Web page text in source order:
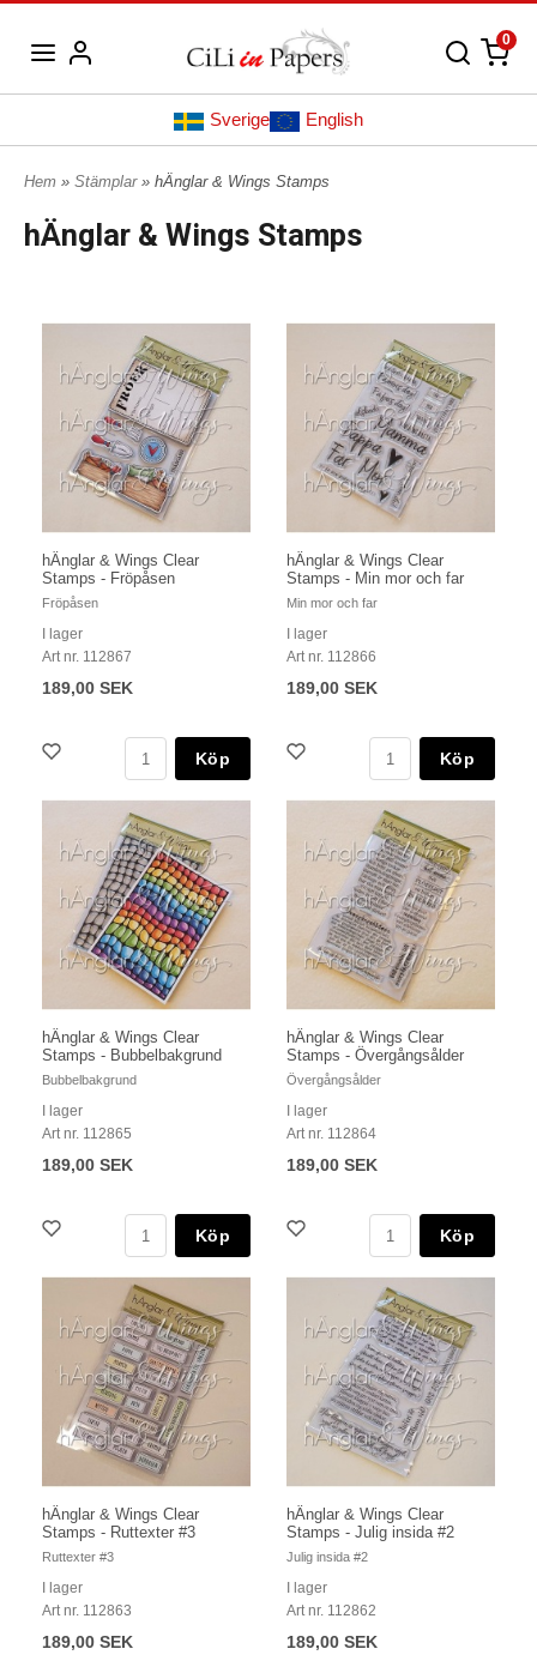
0
Sverige English
Hem » Stämplar » hÄnglar & Wings Stamps
hÄnglar & Wings Stamps
hÄnglar & Wings Clear
Stamps - Fröpåsen
Fröpåsen
I lager
Art nr. 112867
189,00 SEK
Köp
hÄnglar & Wings Clear
Stamps - Min mor och far
Min mor och far
I lager
Art nr. 112866
189,00 SEK
Köp
hÄnglar & Wings Clear
Stamps - Bubbelbakgrund
Bubbelbakgrund
I lager
Art nr. 112865
189,00 SEK
Köp
hÄnglar & Wings Clear
Stamps - Övergångsålder
Övergångsålder
I lager
Art nr. 112864
189,00 SEK
Köp
hÄnglar & Wings Clear
Stamps - Ruttexter #3
Ruttexter #3
I lager
Art nr. 112863
189,00 SEK
hÄnglar & Wings Clear
Stamps - Julig insida #2
Julig insida #2
I lager
Art nr. 112862
189,00 SEK